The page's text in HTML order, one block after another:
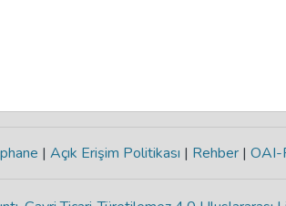
| Açık Erişim Politikası | Rehber | OAI-